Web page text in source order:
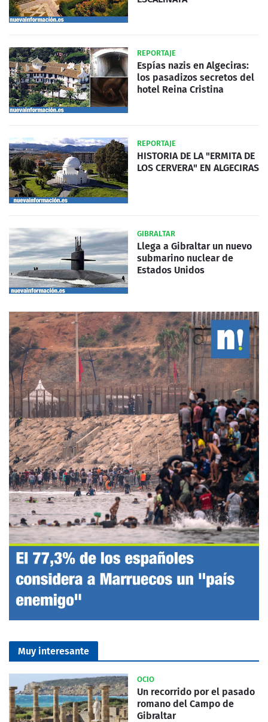
REPORTAJE
Espías nazis en Algeciras:
los pasadizos secretos del
hotel Reina Cristina
REPORTAJE
HISTORIA DE LA "ERMITA DE
LOS CERVERA" EN ALGECIRAS
GIBRALTAR
Llega a Gibraltar un nuevo
submarino nuclear de
Estados Unidos
Muy interesante
OCIO
Un recorrido por el pasado
romano del Campo de
Gibraltar